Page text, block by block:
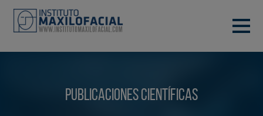
BARCELONA
Publicaciones científicas